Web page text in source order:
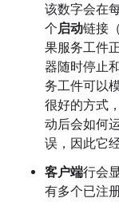
该数字会在
个启动链接
果服务工件
器随时停止
务工件可以
很好的方式
动后会如何
误，因此它
客户端行会
有多个已注